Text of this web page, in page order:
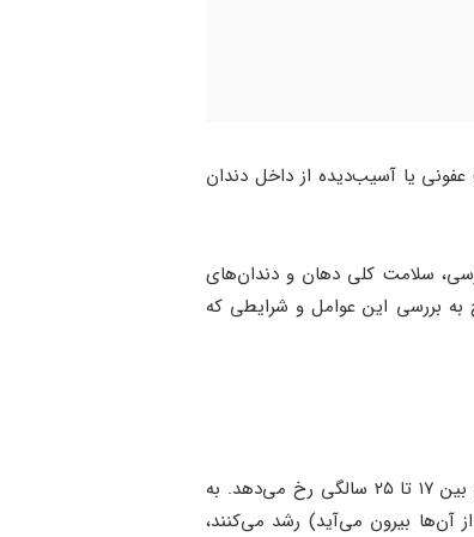
یا آسیب‌دیده از داخل دندان
سلامت کلی دهان و دندان‌های
به بررسی این عوامل و شرایطی که
دندان‌های عقل که به آن‌ها آسیاب‌های سوم هم می‌گویند، معمولاً آخرین دندان‌هایی هستند که در دهان درمی‌آیند و این اتفاق بین ۱۷ تا ۲۵ سالگی رخ می‌دهد. به
آن‌ها بیرون می‌آید) رشد می‌کنند،